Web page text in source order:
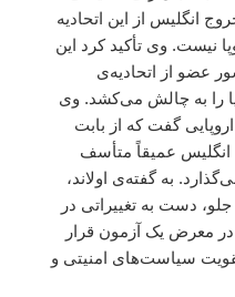
انگلیس از این اتحادیه
نیست. وی تأکید کرد این
عضو از اتحادیه‌ی
را به چالش می‌کشد. وی
گفت که از بابت
عمیقاً متأسف
به گفته‌ی اولاند،
جلو، دست به تغییراتی در
در معرض یک آزمون قرار
سیاست‌های امنیتی و